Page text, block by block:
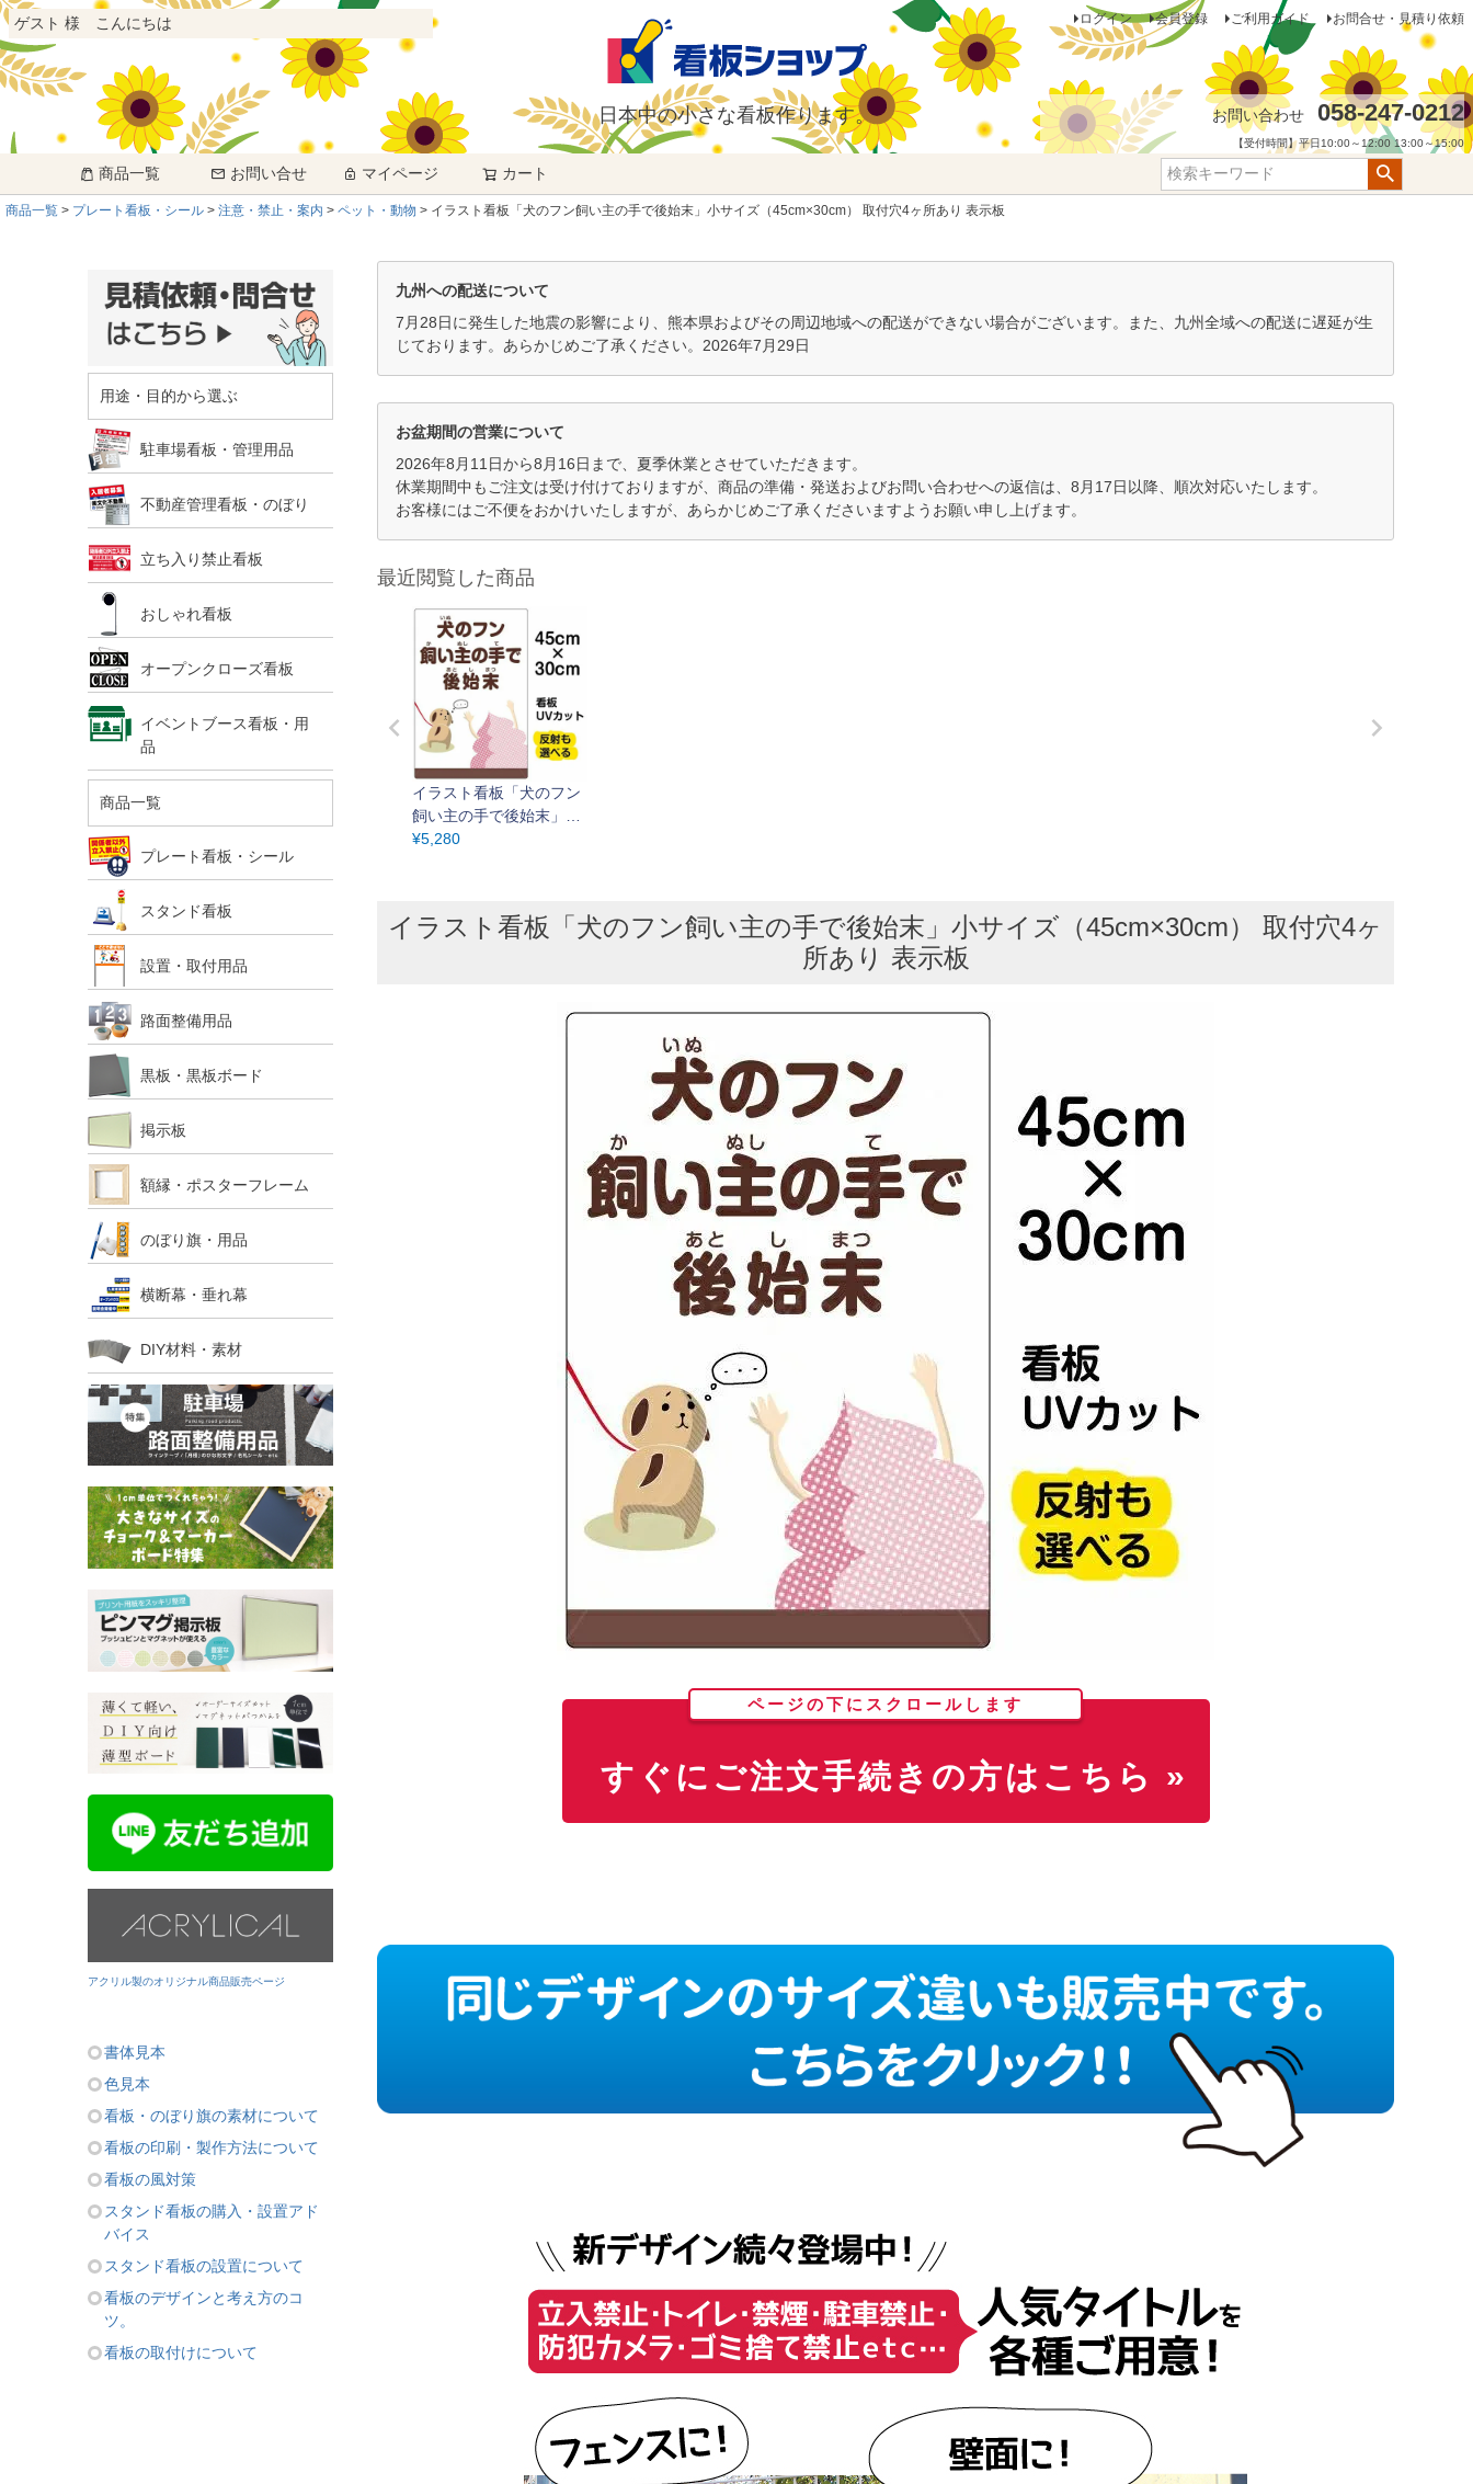
ゲスト 様 こんにちは
日本中の小さな看板作ります。
ログイン 会員登録 ご利用ガイド お問合せ・見積り依頼
お問い合わせ 058-247-0212
【受付時間】平日10:00～12:00 13:00～15:00
商品一覧 お問い合せ マイページ カート
商品一覧 プレート看板・シール 注意・禁止・案内 ペット・動物 イラスト看板「犬のフン飼い主の手で後始末」小サイズ（45cm×30cm） 取付穴4ヶ所あり 表示板
用途・目的から選ぶ
駐車場看板・管理用品
不動産管理看板・のぼり
立ち入り禁止看板
おしゃれ看板
オープンクローズ看板
イベントブース看板・用
品
商品一覧
プレート看板・シール
スタンド看板
設置・取付用品
路面整備用品
黒板・黒板ボード
掲示板
額縁・ポスターフレーム
のぼり旗・用品
横断幕・垂れ幕
DIY材料・素材
アクリル製のオリジナル商品販売ページ
書体見本
色見本
看板・のぼり旗の素材について
看板の印刷・製作方法について
看板の風対策
スタンド看板の購入・設置アド
バイス
スタンド看板の設置について
看板のデザインと考え方のコ
ツ。
看板の取付けについて
九州への配送について
7月28日に発生した地震の影響により、熊本県およびその周辺地域への配送ができない場合がございます。また、九州全域への配送に遅延が生
じております。あらかじめご了承ください。2026年7月29日
お盆期間の営業について
2026年8月11日から8月16日まで、夏季休業とさせていただきます。
休業期間中もご注文は受け付けておりますが、商品の準備・発送およびお問い合わせへの返信は、8月17日以降、順次対応いたします。
お客様にはご不便をおかけいたしますが、あらかじめご了承くださいますようお願い申し上げます。
最近閲覧した商品
イラスト看板「犬のフン
飼い主の手で後始末」小
サイズ（45cm×30cm）
¥5,280
イラスト看板「犬のフン飼い主の手で後始末」小サイズ（45cm×30cm） 取付穴4ヶ
所あり 表示板
ページの下にスクロールします
すぐにご注文手続きの方はこちら »